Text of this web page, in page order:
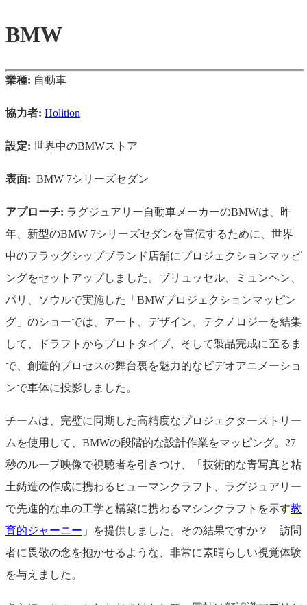
BMW
業種: 自動車
協力者: Holition
設定: 世界中のBMWストア
表面: BMW 7シリーズセダン
アプローチ: ラグジュアリー自動車メーカーのBMWは、昨
年、新型のBMW 7シリーズセダンを宣伝するために、世界
中のフラッグシップブランド店舗にプロジェクションマッピ
ングをセットアップしました。ブリュッセル、ミュンヘン、
パリ、ソウルで実施した「BMWプロジェクションマッピン
グ」のショーでは、アート、デザイン、テクノロジーを結集
して、ドラフトからプロトタイプ、そして製品完成に至るま
で、創造的プロセスの舞台裏を魅力的なビデオアニメーショ
ンで車体に投影しました。
チームは、完璧に同期した高精度なプロジェクターストリー
ムを使用して、BMWの段階的な設計作業をマッピング。27
秒のループ映像で視聴者を引きつけ、「技術的な青写真と粘
土鋳造の作成に携わるヒューマンクラフト、ラグジュアリー
で先進的な車の工学と構築に携わるマシンクラフトを示す教
育的ジャーニー 」を提供しました。その結果ですか？ 訪問
者に畏敬の念を抱かせるような、非常に素晴らしい視覚体験
を与えました。